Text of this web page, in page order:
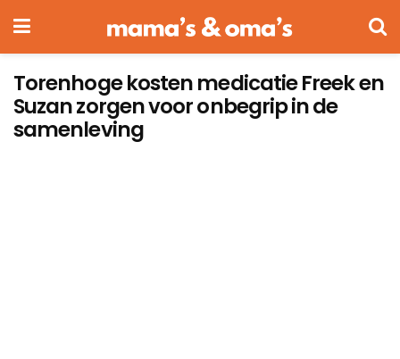
Torenhoge kosten medicatie Freek en
Suzan zorgen voor onbegrip in de
samenleving